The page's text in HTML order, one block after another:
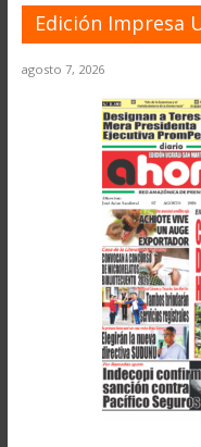
Edición Impresa
agosto 7, 2026